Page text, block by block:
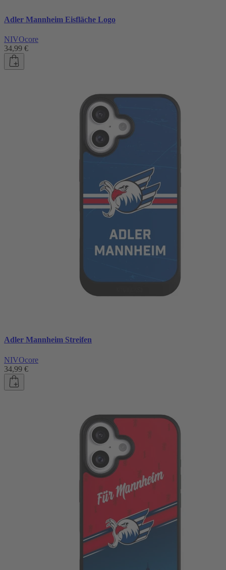
Adler Mannheim Eisfläche Logo
NIVOcore
34,99 €
Adler Mannheim Streifen
NIVOcore
34,99 €